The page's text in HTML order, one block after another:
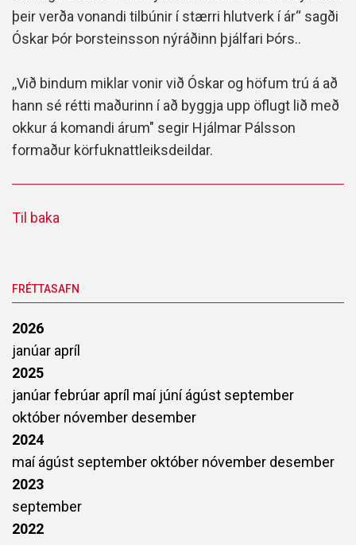
þeir verða vonandi tilbúnir í stærri hlutverk í ár“ sagði
Óskar Þór Þorsteinsson nýráðinn þjálfari Þórs..
,,Við bindum miklar vonir við Óskar og höfum trú á að
hann sé rétti maðurinn í að byggja upp öflugt lið með
okkur á komandi árum" segir Hjálmar Pálsson
formaður körfuknattleiksdeildar.
Til baka
FRÉTTASAFN
2026
janúar apríl
2025
janúarfebrúar apríl maí júníágúst september
október nóvember desember
2024
maíágúst september október nóvember desember
2023
september
2022